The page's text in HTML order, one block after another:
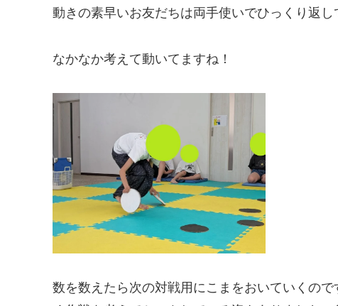
動きの素早いお友だちは両手使いでひっくり返し
なかなか考えて動いてますね！
数を数えたら次の対戦用にこまをおいていくの